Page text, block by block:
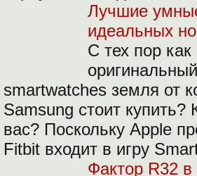
Лучшие
идеальных
С тех пор
smartwatches земля от
Samsung стоит купить?
вас? Поскольку Apple
Fitbit входит в игру
Фактор R32 в